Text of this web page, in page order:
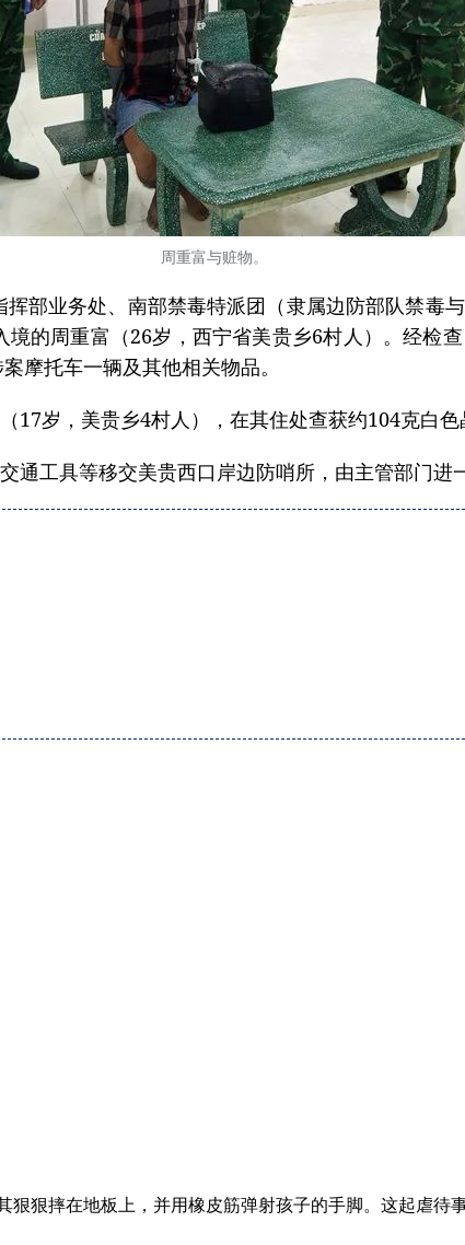
周重富与赃物。
部业务处、南部禁毒特派团（隶属边防部队禁毒
的周重富（26岁，西宁省美贵乡6村人）。经检
摩托车一辆及其他相关物品。
岁，美贵乡4村人），在其住处查获约104克白色
工具等移交美贵西口岸边防哨所，由主管部门进
狠摔在地板上，并用橡皮筋弹射孩子的手脚。这起虐待